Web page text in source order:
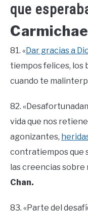
que
81. «Dar gracias a
tiempos felices, los
cuando te
82.
vida que nos
agonizantes,
contratiempos que
las creencias sobre
Chan.
83. «Parte del